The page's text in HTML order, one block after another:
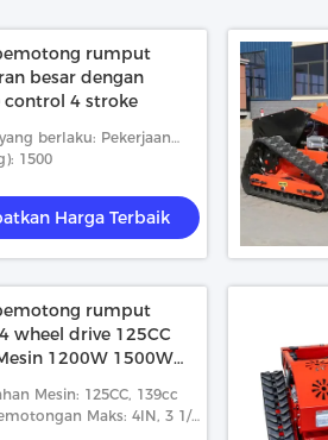
rumput
besar dengan
control 4 stroke
berlaku: Pekerjaan
1500
Harga Terbaik
rumput
wheel drive 125CC
1200W 1500W
Mesin: 125CC, 139cc
Maks: 4IN, 3 1/4